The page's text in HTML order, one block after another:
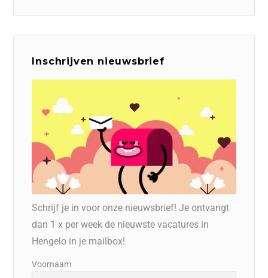
Inschrijven nieuwsbrief
Schrijf je in voor onze nieuwsbrief! Je ontvangt
dan 1 x per week de nieuwste vacatures in
Hengelo in je mailbox!
Voornaam